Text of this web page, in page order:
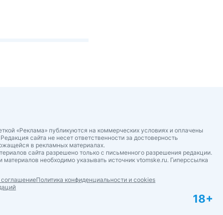
«Реклама» публикуются на коммерческих условиях и оплачены
сайта не несет ответственности за достоверность
в рекламных материалах.
сайта разрешено только с письменного разрешения редакции.
материалов необходимо указывать источник vtomske.ru. Гиперссылка
соглашениеПолитика конфиденциальности и cookies
18+